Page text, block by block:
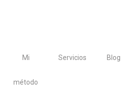
Mi
método
Servicios Blog